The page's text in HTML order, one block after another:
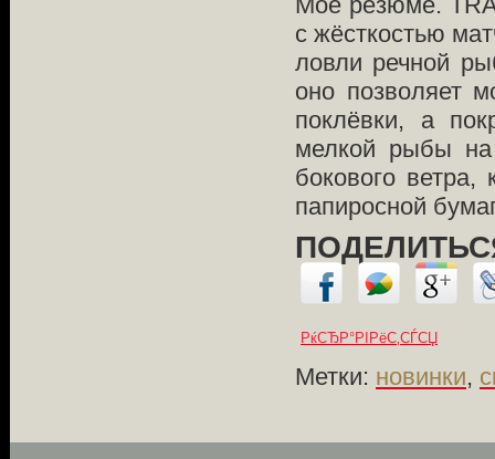
с жёсткостью
ловли речной
оно позволяет
поклёвки, а
мелкой рыбы
бокового
папиросной
РќСЂР°РІРёС‚СЃСЏ
Метки: новинки,